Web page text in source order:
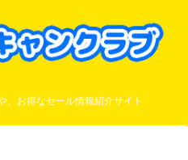
、お得なセール情報紹介サイト